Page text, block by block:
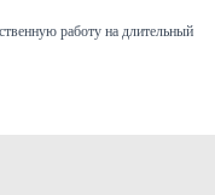
работу на длительный